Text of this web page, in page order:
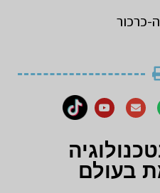
בעולם